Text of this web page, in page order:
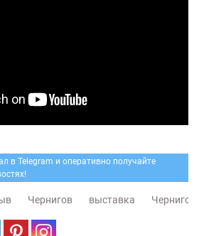
в Telegram и оперативно получайте
Чернигов выставка